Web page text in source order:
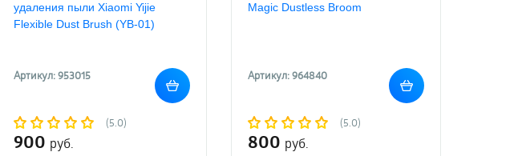
удаления пыли Xiaomi Yijie
Flexible Dust Brush (YB-01)
Артикул: 953015
(5.0)
900 руб.
Magic Dustless Broom
Артикул: 964840
(5.0)
800 руб.